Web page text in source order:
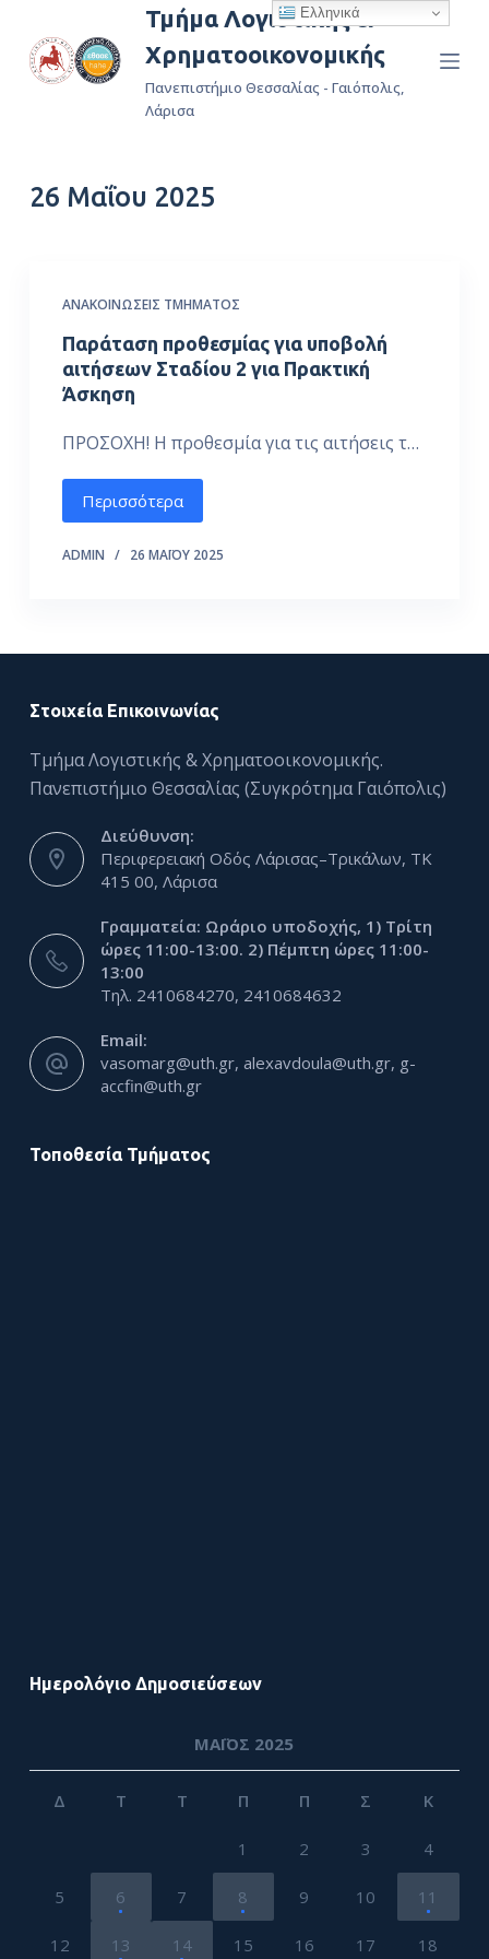
ε
σ
Τμήμα Λογιστικής &
Χρηματοοικονομικής
Πανεπιστήμιο Θεσσαλίας - Γαιόπολις,
Λάρισα
26 Μαΐου 2025
ΑΝΑΚΟΙΝΏΣΕΙΣ ΤΜΉΜΑΤΟΣ
Παράταση προθεσμίας για υποβολή
αιτήσεων Σταδίου 2 για Πρακτική
Άσκηση
ΠΡΟΣΟΧΗ! Η προθεσμία για τις αιτήσεις τ…
Περισσότερα
ADMIN 26 ΜΑΪ́ΟΥ 2025
Στοιχεία Επικοινωνίας
Τμήμα Λογιστικής & Χρηματοοικονομικής.
Πανεπιστήμιο Θεσσαλίας (Συγκρότημα Γαιόπολις)
Διεύθυνση:
Περιφερειακή Οδός Λάρισας–Τρικάλων, ΤΚ
415 00, Λάρισα
Γραμματεία: Ωράριο υποδοχής, 1) Τρίτη
ώρες 11:00-13:00. 2) Πέμπτη ώρες 11:00-
13:00
Τηλ. 2410684270, 2410684632
Email:
vasomarg@uth.gr, alexavdoula@uth.gr, g-
accfin@uth.gr
Τοποθεσία Τμήματος
Ημερολόγιο Δημοσιεύσεων
ΜΆΙΟΣ 2025
Δ Τ Τ Π Π Σ Κ
1 2 3 4
5 6 7 8 9 10 11
12 13 14 15 16 17 18
Ελληνικά